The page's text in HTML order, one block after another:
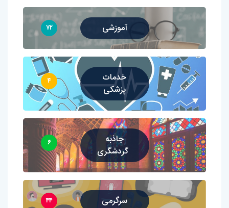
آموزشی ۷۲
خدمات
پزشکی
۴
جاذبه
گردشگری
۶
سرگرمی ۴۴